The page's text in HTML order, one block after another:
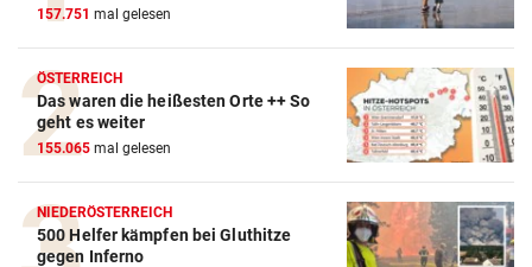
157.751 mal gelesen
ÖSTERREICH
Das waren die heißesten Orte ++ So
geht es weiter
155.065 mal gelesen
NIEDERÖSTERREICH
500 Helfer kämpfen bei Gluthitze
gegen Inferno